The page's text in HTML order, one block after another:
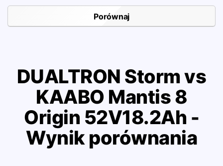
DUALTRON Storm vs
KAABO Mantis 8
Origin 52V18.2Ah -
Wynik porównania